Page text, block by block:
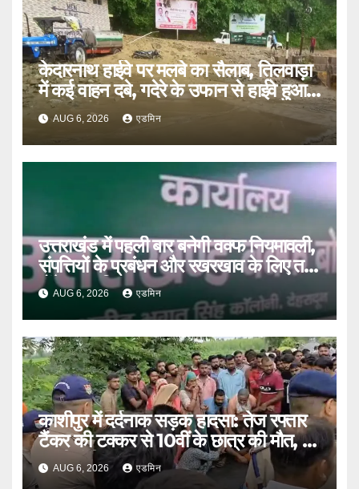
केदारनाथ हाईवे पर मलबे का सैलाब, तिलवाड़ा
में कई वाहन दबे, गदेरे के उफान से हाईवे हुआ
बंदAUG 6, 2026 एडमिन
उत्तराखंड में पहली बार बनेगी वक्फ नियमावली,
संपत्तियों के प्रबंधन और रखरखाव के लिए तय
होंगे स्पष्ट नियम
AUG 6, 2026 एडमिन
काशीपुर में दर्दनाक सड़क हादसा: तेज रफ्तार
टैंकर की टक्कर से 10वीं के छात्र की मौत, दो
साथी गंभीर घायल
AUG 6, 2026 एडमिन